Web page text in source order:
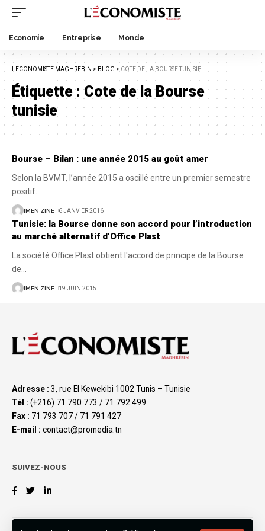
Economie Entreprise Monde
LECONOMISTE MAGHREBIN > BLOG > COTE DE LA BOURSE TUNISIE
Étiquette :Cote de la Bourse
tunisie
Bourse – Bilan : une année 2015 au goût amer
Selon la BVMT, l’année 2015 a oscillé entre un premier semestre
positif
IMEN ZINE 6 JANVIER 2016
Tunisie: la Bourse donne son accord pour l’introduction
au marché alternatif d’Office Plast
La société Office Plast obtient l'accord de principe de la Bourse
de
IMEN ZINE 19 JUIN 2015
Adresse : 3, rue El Kewekibi 1002 Tunis – Tunisie
Tél : (+216) 71 790 773 / 71 792 499
Fax : 71 793 707 / 71 791 427
E-mail : contact@promedia.tn
SUIVEZ-NOUS